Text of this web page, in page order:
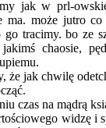
jak w prl-
ma. może jutro
tracimy. bo ze
chaosie,
że jak chwilę
czas na mądrą
widzę i